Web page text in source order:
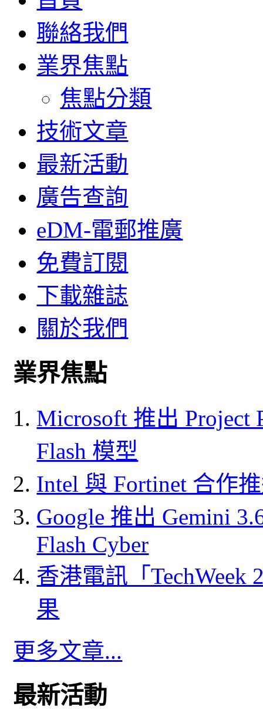
聯絡我們
業界焦點
焦點分類
技術文章
最新活動
廣告查詢
eDM-電郵推廣
免費訂閱
下載雜誌
關於我們
業界焦點
Microsoft 推出 Project
Flash 模型
Intel 與 Fortinet 合作
Google 推出 Gemini
Flash Cyber
香港電訊「
果
更多文章...
最新活動